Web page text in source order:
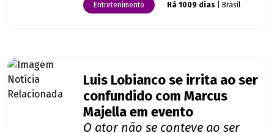
Entretenimento Há 1009 dias | Brasil
Luis Lobianco se irrita ao ser
confundido com Marcus
Majella em evento
O ator não se conteve ao ser